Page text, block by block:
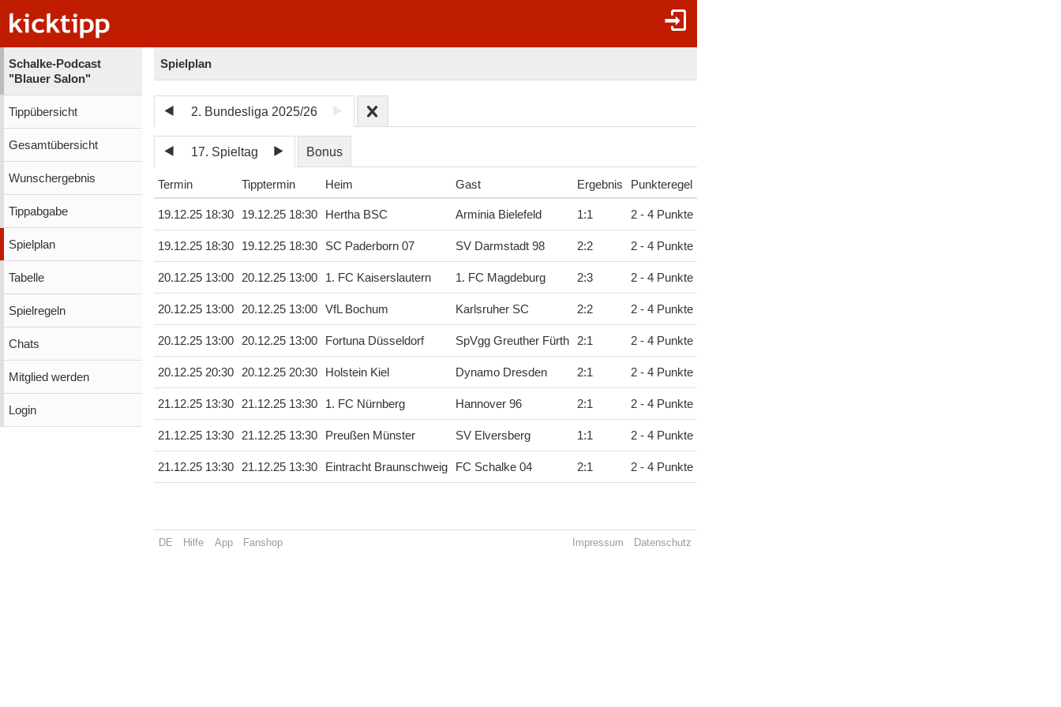
Schalke-Podcast
"Blauer Salon"
Tippübersicht
Gesamtübersicht
Wunschergebnis
Tippabgabe
Spielplan
Tabelle
Spielregeln
Chats
Mitglied werden
Login
Spielplan
2. Bundesliga 2025/26
17. Spieltag Bonus
Termin Tipptermin Heim Gast Ergebnis Punkteregel
19.12.25 18:30 19.12.25 18:30 Hertha BSC Arminia Bielefeld 1:1 2 - 4 Punkte
19.12.25 18:30 19.12.25 18:30 SC Paderborn 07 SV Darmstadt 98 2:2 2 - 4 Punkte
20.12.25 13:00 20.12.25 13:00 1. FC Kaiserslautern 1. FC Magdeburg 2:3 2 - 4 Punkte
20.12.25 13:00 20.12.25 13:00 VfL Bochum Karlsruher SC 2:2 2 - 4 Punkte
20.12.25 13:00 20.12.25 13:00 Fortuna Düsseldorf SpVgg Greuther Fürth 2:1 2 - 4 Punkte
20.12.25 20:30 20.12.25 20:30 Holstein Kiel Dynamo Dresden 2:1 2 - 4 Punkte
21.12.25 13:30 21.12.25 13:30 1. FC Nürnberg Hannover 96 2:1 2 - 4 Punkte
21.12.25 13:30 21.12.25 13:30 Preußen Münster SV Elversberg 1:1 2 - 4 Punkte
21.12.25 13:30 21.12.25 13:30 Eintracht Braunschweig FC Schalke 04 2:1 2 - 4 Punkte
DE Hilfe App Fanshop Impressum Datenschutz